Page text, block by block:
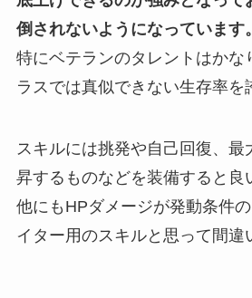
倒されないようになっています。
特にベテランのタレントはかな
ラスでは真似できない生存率を
スキルには挑発や自己回復、最
昇するものなどを装備すると良
他にもHPダメージが発動条件
イター用のスキルと思って間違